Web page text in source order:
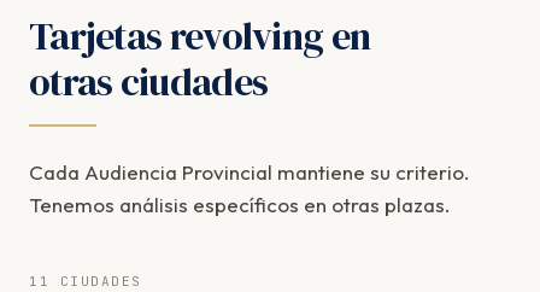
Tarjetas revolving en
otras ciudades
Cada Audiencia Provincial mantiene su criterio.
Tenemos análisis específicos en otras plazas.
11 CIUDADES